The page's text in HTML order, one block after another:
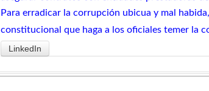
Para erradicar la corrupción ubicua y mal
constitucional que haga a los oficiales temer la
LinkedIn